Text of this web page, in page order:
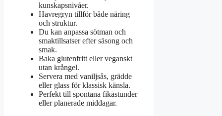
kunskapsnivåer.
Havregryn tillför både näring
och struktur.
Du kan anpassa sötman och
smaktillsatser efter säsong och
smak.
Baka glutenfritt eller veganskt
utan krångel.
Servera med vaniljsås, grädde
eller glass för klassisk känsla.
Perfekt till spontana fikastunder
eller planerade middagar.